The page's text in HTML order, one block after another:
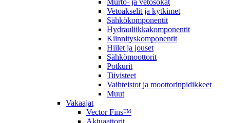
Murto- ja vetosokat
Vetoakselit ja kytkimet
Sähkökomponentit
Hydrauliikkakomponentit
Kiinnityskomponentit
Hiilet ja jouset
Sähkömoottorit
Potkurit
Tiivisteet
Vaihteistot ja moottorinpidikkeet
Muut
Vakaajat
Vector Fins™
Aktuaattorit